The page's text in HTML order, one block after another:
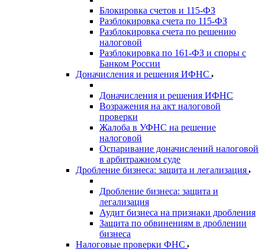
Блокировка счетов и 115-ФЗ
Разблокировка счета по 115-ФЗ
Разблокировка счета по решению
налоговой
Разблокировка по 161-ФЗ и споры с
Банком России
Доначисления и решения ИФНС
Доначисления и решения ИФНС
Возражения на акт налоговой
проверки
Жалоба в УФНС на решение
налоговой
Оспаривание доначислений налоговой
в арбитражном суде
Дробление бизнеса: защита и легализация
Дробление бизнеса: защита и
легализация
Аудит бизнеса на признаки дробления
Защита по обвинениям в дроблении
бизнеса
Налоговые проверки ФНС